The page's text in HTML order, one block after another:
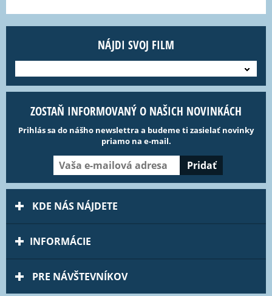
NÁJDI SVOJ FILM
ZOSTAŇ INFORMOVANÝ O NAŠICH NOVINKÁCH
Prihlás sa do nášho newslettra a budeme ti zasielať novinky
priamo na e-mail.
KDE NÁS NÁJDETE
INFORMÁCIE
PRE NÁVŠTEVNÍKOV